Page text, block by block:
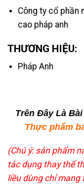
Công ty cổ phần
cao pháp anh
THƯƠNG HIỆU:
Pháp Anh
Trên Đây Là
Thực phẩm
(Chú ý: sản phẩm
tác dụng thay thế
liều dùng chỉ